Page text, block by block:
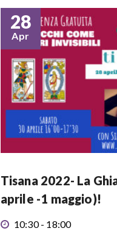
28
Apr
Tisana 2022- La
aprile -1 maggio)!
10:30 - 18:00